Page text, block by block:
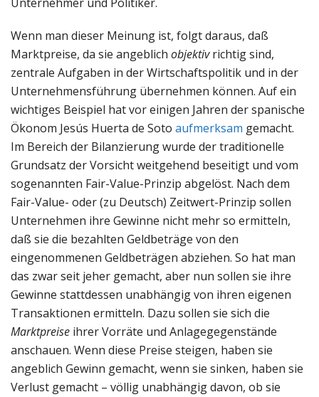
Wenn man dieser Meinung ist, folgt daraus, daß
Marktpreise, da sie angeblich objektivrichtig sind,
zentrale Aufgaben in der Wirtschaftspolitik und in der
Unternehmensführung übernehmen können. Auf ein
wichtiges Beispiel hat vor einigen Jahren der spanische
Ökonom Jesús Huerta de Soto aufmerksam gemacht.
Im Bereich der Bilanzierung wurde der traditionelle
Grundsatz der Vorsicht weitgehend beseitigt und vom
sogenannten Fair-Value-Prinzip abgelöst. Nach dem
Fair-Value- oder (zu Deutsch) Zeitwert-Prinzip sollen
Unternehmen ihre Gewinne nicht mehr so ermitteln,
daß sie die bezahlten Geldbeträge von den
eingenommenen Geldbeträgen abziehen. So hat man
das zwar seit jeher gemacht, aber nun sollen sie ihre
Gewinne stattdessen unabhängig von ihren eigenen
Transaktionen ermitteln. Dazu sollen sie sich die
Marktpreise ihrer Vorräte und Anlagegegenstände
anschauen. Wenn diese Preise steigen, haben sie
angeblich Gewinn gemacht, wenn sie sinken, haben sie
Verlust gemacht – völlig unabhängig davon, ob sie